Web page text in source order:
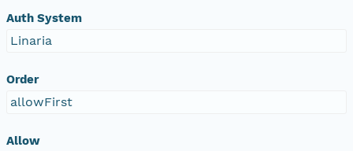
Auth System
Linaria
Order
allowFirst
Allow